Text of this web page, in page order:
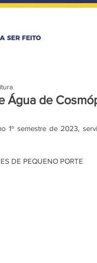
Água de
1º semestre de 2023,
DE PEQUENO PORTE